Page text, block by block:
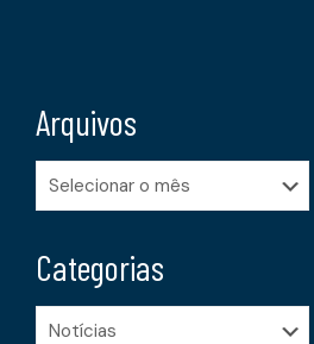
Arquivos
Arquivos
Categorias
Categorias